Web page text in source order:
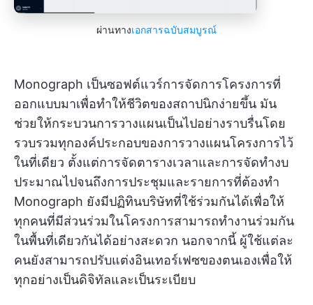
ผ่านทางเอกสารฉบับสมบูรณ์
Monograph เป็นซอฟต์แวร์การจัดการโครงการที่
ออกแบบมาเพื่อทำให้ชีวิตของสถาปนิกง่ายขึ้น มัน
ช่วยให้กระบวนการวางแผนเป็นไปอย่างราบรื่นโดย
รวบรวมทุกองค์ประกอบของการวางแผนโครงการไว้
ในที่เดียว ตั้งแต่การจัดตารางเวลาและการจัดทำงบ
ประมาณไปจนถึงการประชุมและรายการที่ต้องทำ
Monograph ยังมีปฏิทินบริษัทที่ใช้ร่วมกันได้เพื่อให้
ทุกคนที่มีส่วนร่วมในโครงการสามารถทำงานร่วมกัน
ในพื้นที่เดียวกันได้อย่างสะดวก นอกจากนี้ ผู้ใช้แต่ละ
คนยังสามารถปรับแต่งอินเทอร์เฟซของตนเองเพื่อให้
ทุกอย่างเป็นดิจิทัลและเป็นระเบียบ